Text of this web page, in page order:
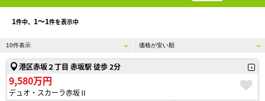
1件中、 1〜1件を表示中
港区赤坂２丁目 赤坂駅 徒歩 2分
9,580万円
デュオ・スカーラ赤坂Ⅱ